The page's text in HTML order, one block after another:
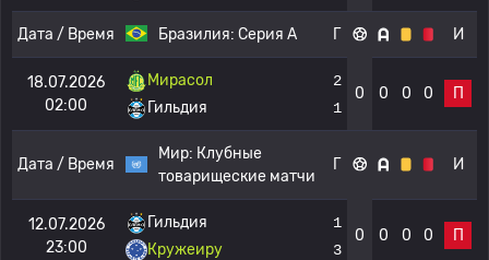
Дата / Время Бразилия: Серия А Г И
18.07.2026
02:00
Мирасол
Гильдия
2
1
0 0 0 0 П
Дата / Время
Мир: Клубные
товарищеские матчи
Г И
12.07.2026
23:00
Гильдия
Кружеиру
1
3
0 0 0 0 П